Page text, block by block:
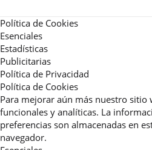
Política de Cookies
Esenciales
Estadísticas
Publicitarias
Política de Privacidad
Política de Cookies
Para mejorar aún más nuestro sitio
funcionales y analíticas. La
preferencias son almacenadas en
navegador.